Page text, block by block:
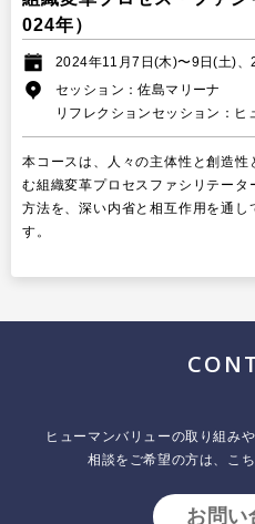
024年）
2024年11月7日(木)〜9日(土)
セッション：佐島マリーナ
リフレクションセッション：ヒ
本コースは、人々の主体性と創造
む組織変革プロセスファシリテー
方法を、深い内省と相互作用を通
す。
ヒューマンバリューの取り組み
相談をご希望の方は、こ
お問い